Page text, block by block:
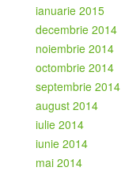
ianuarie 2015
decembrie 2014
noiembrie 2014
octombrie 2014
septembrie 2014
august 2014
iulie 2014
iunie 2014
mai 2014